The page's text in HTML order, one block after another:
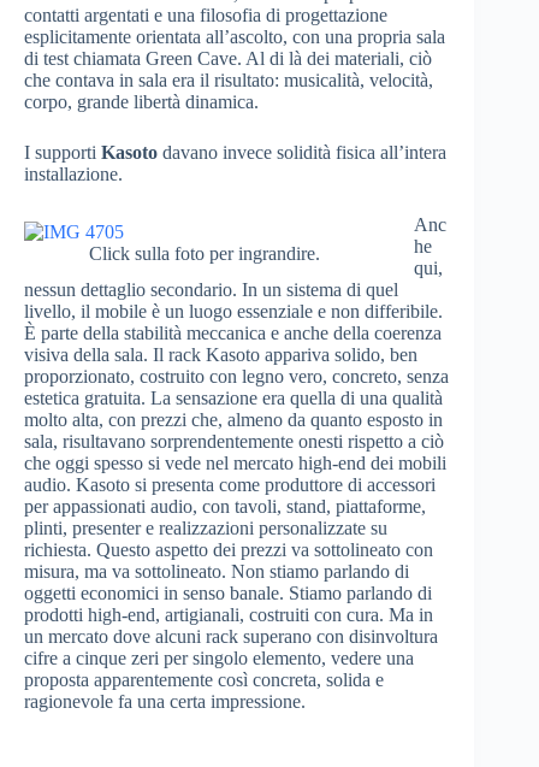
contatti argentati e una filosofia di progettazione
esplicitamente orientata all’ascolto, con una propria sala
di test chiamata Green Cave. Al di là dei materiali, ciò
che contava in sala era il risultato: musicalità, velocità,
corpo, grande libertà dinamica.
I supporti Kasoto davano invece solidità fisica all’intera
installazione.
Click sulla foto per ingrandire.
Anc
he
qui,
nessun dettaglio secondario. In un sistema di quel
livello, il mobile è un luogo essenziale e non differibile.
È parte della stabilità meccanica e anche della coerenza
visiva della sala. Il rack Kasoto appariva solido, ben
proporzionato, costruito con legno vero, concreto, senza
estetica gratuita. La sensazione era quella di una qualità
molto alta, con prezzi che, almeno da quanto esposto in
sala, risultavano sorprendentemente onesti rispetto a ciò
che oggi spesso si vede nel mercato high-end dei mobili
audio. Kasoto si presenta come produttore di accessori
per appassionati audio, con tavoli, stand, piattaforme,
plinti, presenter e realizzazioni personalizzate su
richiesta. Questo aspetto dei prezzi va sottolineato con
misura, ma va sottolineato. Non stiamo parlando di
oggetti economici in senso banale. Stiamo parlando di
prodotti high-end, artigianali, costruiti con cura. Ma in
un mercato dove alcuni rack superano con disinvoltura
cifre a cinque zeri per singolo elemento, vedere una
proposta apparentemente così concreta, solida e
ragionevole fa una certa impressione.